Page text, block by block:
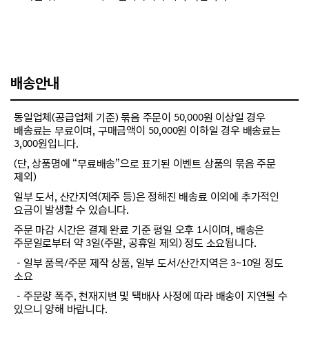
배송안내
동일업체(공급업체 기준) 묶음 주문이 50,000원 이상일 경우
배송료는 무료이며, 구매금액이 50,000원 이하일 경우 배송료는
3,000원입니다.
(단, 상품명에 “무료배송”으로 표기된 이벤트 상품의 묶음 주문
제외)
일부 도서, 산간지역(제주 등)은 정해진 배송료 이외에 추가적인
요금이 발생할 수 있습니다.
주문 마감 시간은 결제 완료 기준 평일 오후 1시이며, 배송은
주문일로부터 약 3일(주말, 공휴일 제외) 정도 소요됩니다.
－일부 품목/주문 제작 상품, 일부 도서/산간지역은 3~10일 정도
소요
－주문량 폭주, 천재지변 및 택배사 사정에 따라 배송이 지연될 수
있으니 양해 바랍니다.